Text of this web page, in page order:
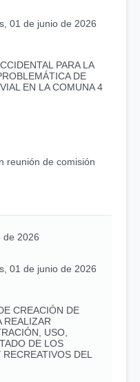
01 de junio de 2026
PARA LA
DE
EN LA COMUNA 4
reunión de comisión
de 2026
01 de junio de 2026
CREACIÓN DE
REALIZAR
USO,
DE LOS
DEL